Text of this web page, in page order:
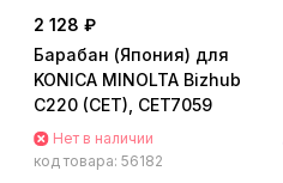
2 128 ₽
Барабан (Япония) для
KONICA MINOLTA Bizhub
C220 (CET), CET7059
Нет в наличии
код товара: 56182